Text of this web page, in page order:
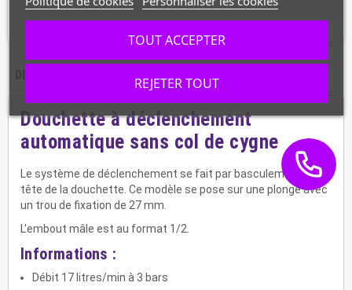
CARACTÉRISTIQUES
Douchette à déclenchement
automatique sans col de cygne
Le système de déclenchement se fait par basculement de la
tête de la douchette. Ce modèle se pose sur une plonge avec
un trou de fixation de 27 mm.
L'embout mâle est au format 1/2.
Informations :
Débit 17 litres/min à 3 bars
REJETER TOUT
TOUT ACCEPTER